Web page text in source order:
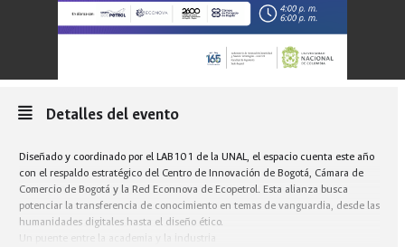
Detalles del evento
Diseñado y coordinado por el LAB101 de la UNAL, el espacio cuenta este año
con el respaldo estratégico del Centro de Innovación de Bogotá, Cámara de
Comercio de Bogotá y la Red Econnova de Ecopetrol. Esta alianza busca
potenciar la transferencia de conocimiento en temas de vanguardia, desde las
humanidades digitales hasta el diseño ético.
Un puente entre la academia y la industria